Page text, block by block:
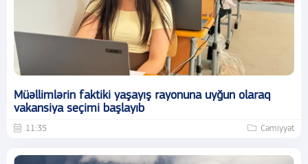
Müəllimlərin faktiki yaşayış rayonuna uyğun olaraq
vakansiya seçimi başlayıb
11:35 Cəmiyyət